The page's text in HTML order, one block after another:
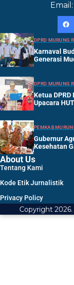
DPRD MURUNG
Karnaval
Generasi
DPRD MURUNG
Ketua DPRD
Upacara
PEMKAB
Gubernur
Kesehatan
About Us
Tentang Kami
Kode Etik Jurnalistik
Privacy Policy
Copyright